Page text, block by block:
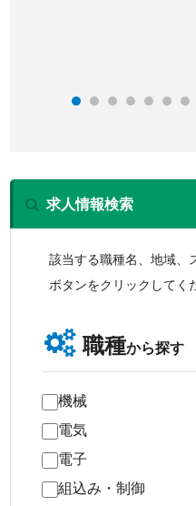
求人情報検索
該当する職種名、地域、
ボタンをクリックしてく
職種から探す
機械
電気
電子
組込み・制御